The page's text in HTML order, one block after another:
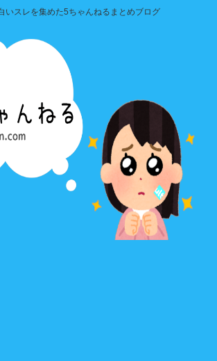
いスレを集めた5ちゃんねるまとめブログ